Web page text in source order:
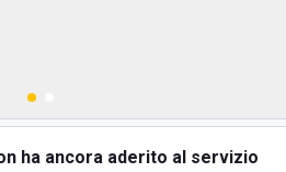
ha ancora aderito al servizio